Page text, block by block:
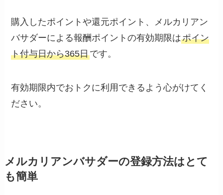
購入したポイントや還元ポイント、メルカリアン
バサダーによる報酬ポイントの有効期限はポイン
ト付与日から365日です。
有効期限内でおトクに利用できるよう心がけてく
ださい。
メルカリアンバサダーの登録方法はとて
も簡単